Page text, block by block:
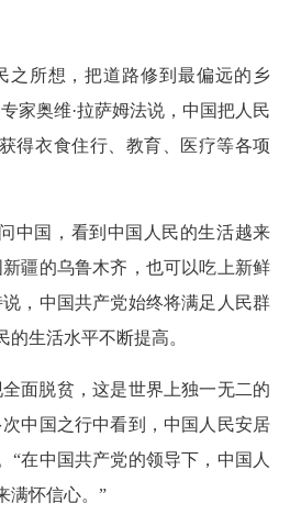
之所想，把道路修到最偏远的乡
家奥维·拉萨姆法说，中国把人民
得衣食住行、教育、医疗等各项
中国，看到中国人民的生活越来
疆的乌鲁木齐，也可以吃上新鲜
，中国共产党始终将满足人民群
生活水平不断提高。
面脱贫，这是世界上独一无二的
中国之行中看到，中国人民安居
“在中国共产党的领导下，中国人
满怀信心。”